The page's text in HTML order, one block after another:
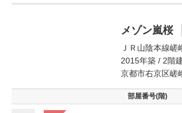
メゾン嵐桜
ＪＲ山陰本線
2015年築 / 2階
京都市右京区嵯
部屋番号(階)